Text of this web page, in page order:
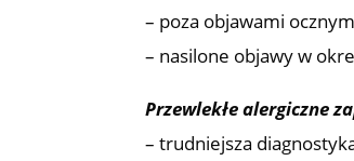
– poza objawami
– nasilone objawy w
Przewlekłe alergiczne
– trudniejsza